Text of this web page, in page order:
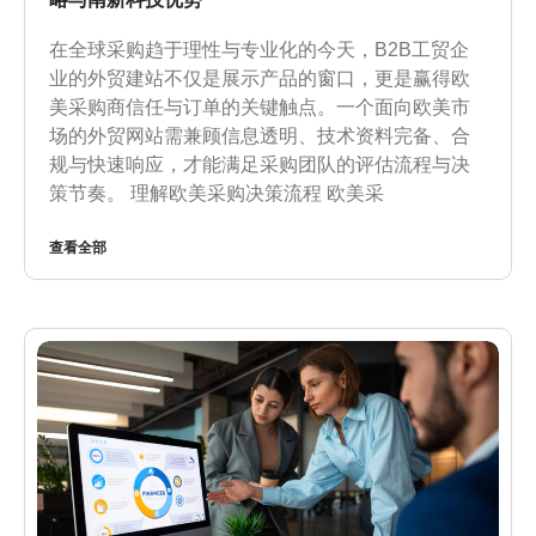
在全球采购趋于理性与专业化的今天，B2B工贸企
业的外贸建站不仅是展示产品的窗口，更是赢得欧
美采购商信任与订单的关键触点。一个面向欧美市
场的外贸网站需兼顾信息透明、技术资料完备、合
规与快速响应，才能满足采购团队的评估流程与决
策节奏。 理解欧美采购决策流程 欧美采
查看全部